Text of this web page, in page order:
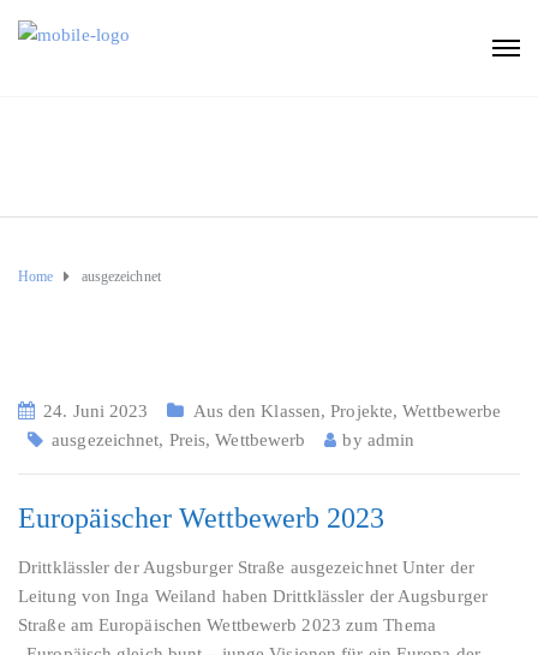
Home ausgezeichnet
24. Juni 2023 Aus den Klassen,Projekte,Wettbewerbe
ausgezeichnet, Preis,Wettbewerb by admin
Europäischer Wettbewerb 2023
Drittklässler der Augsburger Straße ausgezeichnet Unter der
Leitung von Inga Weiland haben Drittklässler der Augsburger
Straße am Europäischen Wettbewerb 2023 zum Thema